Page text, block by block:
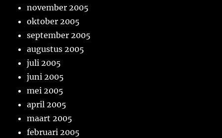
november 2005
oktober 2005
september 2005
augustus 2005
juli 2005
juni 2005
mei 2005
april 2005
maart 2005
februari 2005